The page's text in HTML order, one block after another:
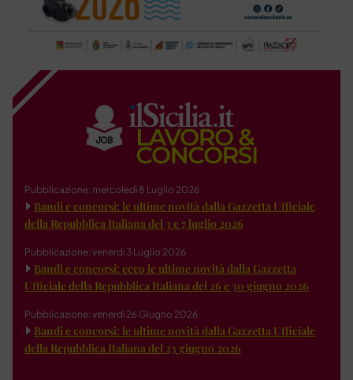
Pubblicazione: mercoledì 8 Luglio 2026
Bandi e concorsi: le ultime novità dalla Gazzetta Ufficiale
della Repubblica Italiana del 3 e 7 luglio 2026
Pubblicazione: venerdì 3 Luglio 2026
Bandi e concorsi: ecco le ultime novità dalla Gazzetta
Ufficiale della Repubblica Italiana del 26 e 30 giugno 2026
Pubblicazione: venerdì 26 Giugno 2026
Bandi e concorsi: le ultime novità dalla Gazzetta Ufficiale
della Repubblica Italiana del 23 giugno 2026